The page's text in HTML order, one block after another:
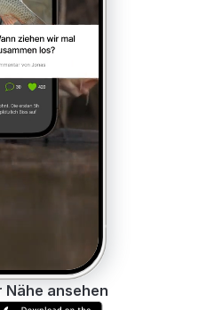
Nähe ansehen